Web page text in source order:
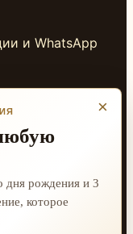
и WhatsApp
×
дня рождения и 3
которое